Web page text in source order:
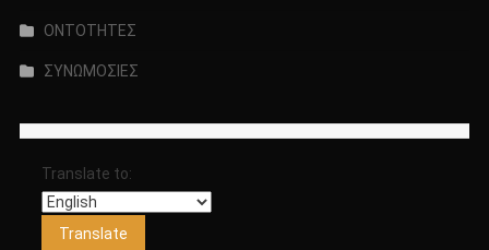
ΟΝΤΟΤΗΤΕΣ
ΣΥΝΩΜΟΣΙΕΣ
Translate to: